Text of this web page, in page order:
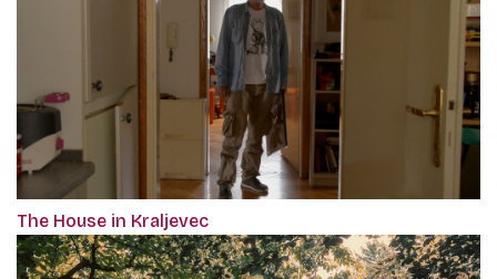
The House in Kraljevec